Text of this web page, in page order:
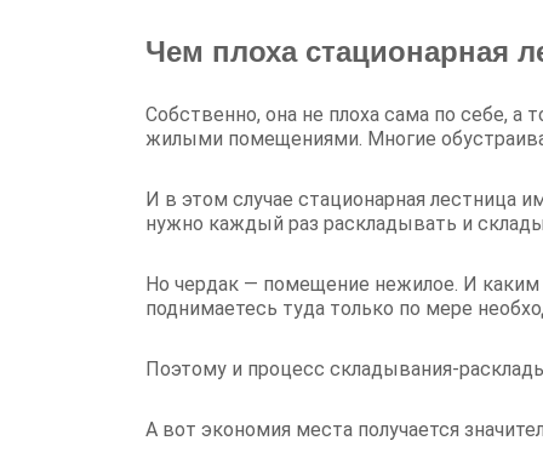
Чем плоха стационарная
Собственно, она не плоха сама по себе, а
жилыми помещениями. Многие
И в этом случае стационарная лестница
нужно каждый раз раскладывать и
Но чердак — помещение нежилое. И
поднимаетесь туда только по мере
Поэтому и процесс складывания-
А вот экономия места получается